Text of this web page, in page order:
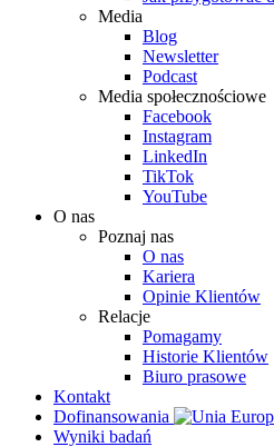
Media
Blog
Newsletter
Podcast
Media społecznościowe
Facebook
Instagram
LinkedIn
TikTok
YouTube
O nas
Poznaj nas
O nas
Kariera
Opinie Klientów
Relacje
Pomagamy
Historie Klientów
Biuro prasowe
Kontakt
Dofinansowania
Wyniki badań